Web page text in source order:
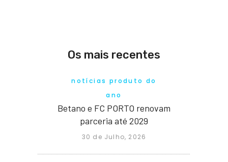
Os mais recentes
notícias produto do
ano
Betano e FC PORTO renovam
parceria até 2029
30 de Julho, 2026